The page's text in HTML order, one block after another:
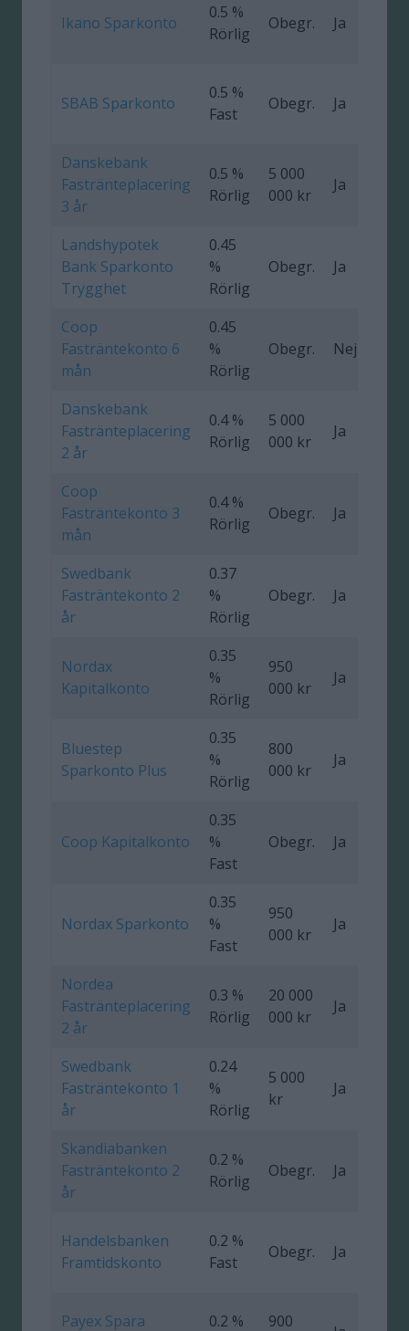
Ikano Sparkonto
0.5 %
Rörlig
Obegr. Ja
SBAB Sparkonto
0.5 %
Fast
Obegr. Ja
Danskebank
Fastränteplacering
3 år
0.5 %
Rörlig
5 000
000 kr
Ja
Landshypotek
Bank Sparkonto
Trygghet
0.45
%
Rörlig
Obegr. Ja
Coop
Fasträntekonto 6
mån
0.45
%
Rörlig
Obegr. Nej
Danskebank
Fastränteplacering
2 år
0.4 %
Rörlig
5 000
000 kr
Ja
Coop
Fasträntekonto 3
mån
0.4 %
Rörlig
Obegr. Ja
Swedbank
Fasträntekonto 2
år
0.37
%
Rörlig
Obegr. Ja
Nordax
Kapitalkonto
0.35
%
Rörlig
950
000 kr
Ja
Bluestep
Sparkonto Plus
0.35
%
Rörlig
800
000 kr
Ja
Coop Kapitalkonto
0.35
%
Fast
Obegr. Ja
Nordax Sparkonto
0.35
%
Fast
950
000 kr
Ja
Nordea
Fastränteplacering
2 år
0.3 %
Rörlig
20 000
000 kr
Ja
Swedbank
Fasträntekonto 1
år
0.24
%
Rörlig
5 000
kr
Ja
Skandiabanken
Fasträntekonto 2
år
0.2 %
Rörlig
Obegr. Ja
Handelsbanken
Framtidskonto
0.2 %
Fast
Obegr. Ja
Payex Spara 0.2 % 900